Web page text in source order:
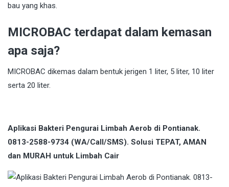
bau yang khas.
MICROBAC terdapat dalam kemasan
apa saja?
MICROBAC dikemas dalam bentuk jerigen 1 liter, 5 liter, 10 liter
serta 20 liter.
Aplikasi Bakteri Pengurai Limbah Aerob di Pontianak.
0813-2588-9734 (WA/Call/SMS). Solusi TEPAT, AMAN
dan MURAH untuk Limbah Cair